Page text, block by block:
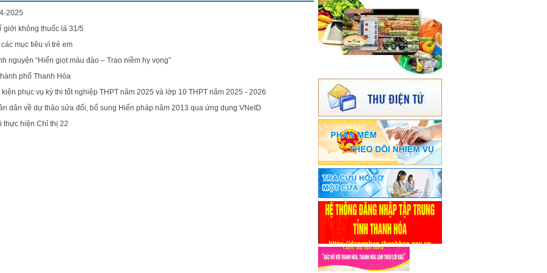
2025
không thuốc lá 31/5
mục tiêu vì trẻ em
nguyện “Hiến giọt máu đào – Trao niềm hy vọng”
phố Thanh Hóa
phục vụ kỳ thi tốt nghiệp THPT năm 2025 và lớp 10 THPT năm 2025 - 2026
dân về dự thảo sửa đổi, bổ sung Hiến pháp năm 2013 qua ứng dụng VNeID
thực hiện Chỉ thị 22
đạo của đồng chí Nguyễn Văn Hùng,
Phó Chủ tịch Ủy ban nhân dân thành
phố Thanh Hoá.